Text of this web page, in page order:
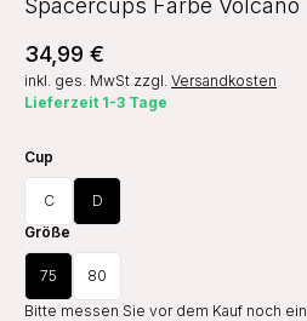
Spacercups Farbe Volcano
34,99 €
inkl. ges. MwSt zzgl. Versandkosten
Lieferzeit 1-3 Tage
Cup
C
D
Größe
75
80
Bitte messen Sie vor dem Kauf noch